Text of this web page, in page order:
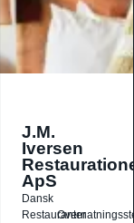
J.M.
Iversen
ApS
Dansk
Restauranter